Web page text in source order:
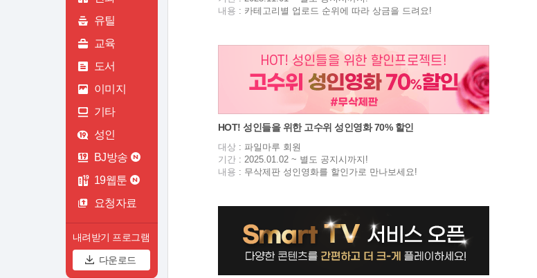
유틸
교육
도서
이미지
기타
성인
BJ방송
19웹툰
요청자료
내려받기 프로그램
다운로드
내용 : 카테고리별 업로드 순위에 따라 상금을 드려요!
HOT! 성인들을 위한 고수위 성인영화 70% 할인
대상: 파일마루 회원
기간: 2025.01.02 ~ 별도 공지시까지!
내용 : 무삭제판 성인영화를 할인가로 만나보세요!